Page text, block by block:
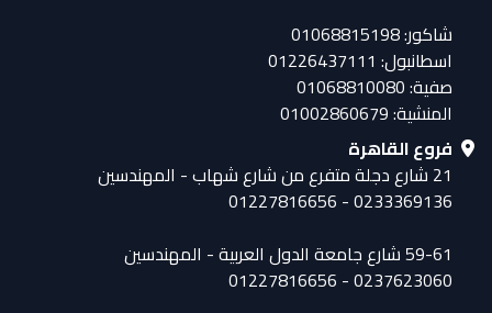
شاكور: 01068815198
اسطانبول: 01226437111
صفية: 01068810080
المنشية: 01002860679
فروع القاهرة
21 شارع دجلة متفرع من شارع شهاب - المهندسين
0233369136 - 01227816656
59-61 شارع جامعة الدول العربية - المهندسين
0237623060 - 01227816656